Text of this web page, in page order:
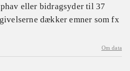
eller bidragsyder til 37
dækker emner som fx
Om data